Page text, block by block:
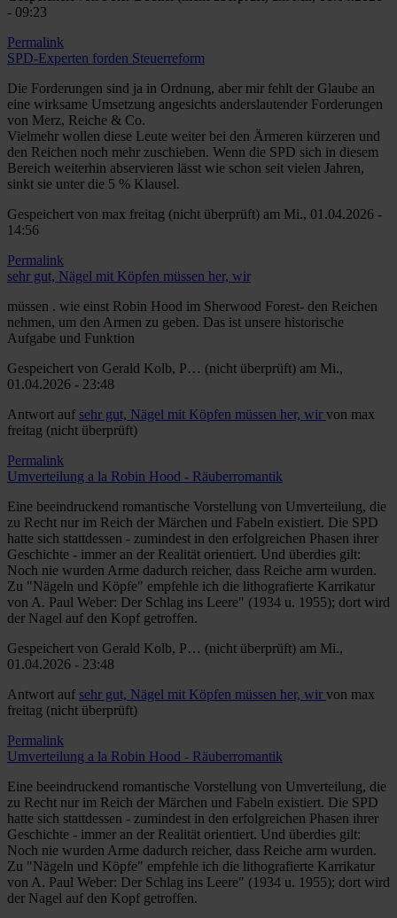
- 09:23
Permalink
SPD-Experten forden Steuerreform
Die Forderungen sind ja in Ordnung, aber mir fehlt der Glaube an
eine wirksame Umsetzung angesichts anderslautender Forderungen
von Merz, Reiche & Co.
Vielmehr wollen diese Leute weiter bei den Ärmeren kürzeren und
den Reichen noch mehr zuschieben. Wenn die SPD sich in diesem
Bereich weiterhin abservieren lässt wie schon seit vielen Jahren,
sinkt sie unter die 5 % Klausel.
Gespeichert von max freitag (nicht überprüft) am Mi., 01.04.2026 -
14:56
Permalink
sehr gut, Nägel mit Köpfen müssen her, wir
müssen . wie einst Robin Hood im Sherwood Forest- den Reichen
nehmen, um den Armen zu geben. Das ist unsere historische
Aufgabe und Funktion
Gespeichert von Gerald Kolb, P… (nicht überprüft) am Mi.,
01.04.2026 - 23:48
Antwort auf sehr gut, Nägel mit Köpfen müssen her, wir von max
freitag (nicht überprüft)
Permalink
Umverteilung a la Robin Hood - Räuberromantik
Eine beeindruckend romantische Vorstellung von Umverteilung, die
zu Recht nur im Reich der Märchen und Fabeln existiert. Die SPD
hatte sich stattdessen - zumindest in den erfolgreichen Phasen ihrer
Geschichte - immer an der Realität orientiert. Und überdies gilt:
Noch nie wurden Arme dadurch reicher, dass Reiche arm wurden.
Zu "Nägeln und Köpfe" empfehle ich die lithografierte Karrikatur
von A. Paul Weber: Der Schlag ins Leere" (1934 u. 1955); dort wird
der Nagel auf den Kopf getroffen.
Gespeichert von Gerald Kolb, P… (nicht überprüft) am Mi.,
01.04.2026 - 23:48
Antwort auf sehr gut, Nägel mit Köpfen müssen her, wir von max
freitag (nicht überprüft)
Permalink
Umverteilung a la Robin Hood - Räuberromantik
Eine beeindruckend romantische Vorstellung von Umverteilung, die
zu Recht nur im Reich der Märchen und Fabeln existiert. Die SPD
hatte sich stattdessen - zumindest in den erfolgreichen Phasen ihrer
Geschichte - immer an der Realität orientiert. Und überdies gilt:
Noch nie wurden Arme dadurch reicher, dass Reiche arm wurden.
Zu "Nägeln und Köpfe" empfehle ich die lithografierte Karrikatur
von A. Paul Weber: Der Schlag ins Leere" (1934 u. 1955); dort wird
der Nagel auf den Kopf getroffen.